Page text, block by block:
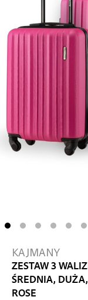
beginning
KAJMANY
ZESTAW 3
ŚREDNIA,
ROSE